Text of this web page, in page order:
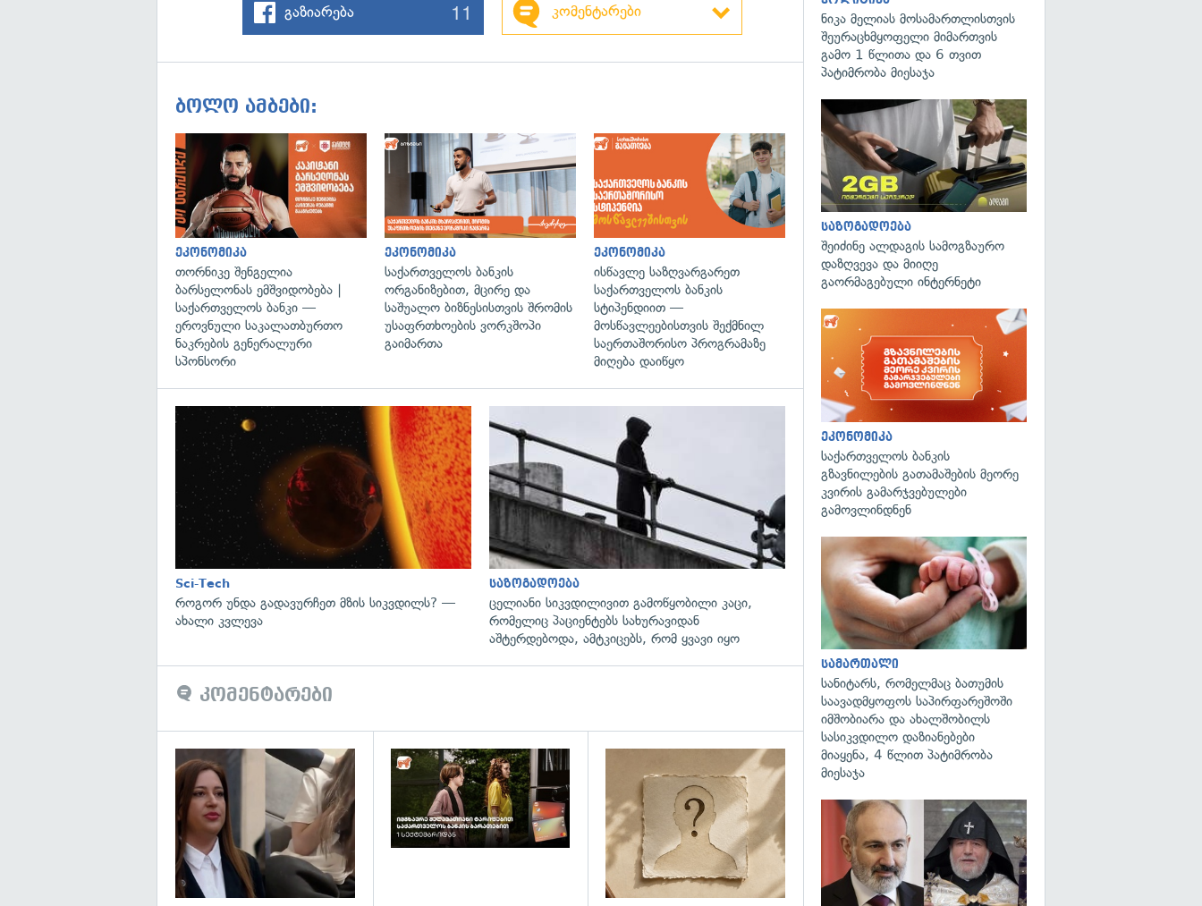
გაზიარება 11 კომენტარები
ბოლო ამბები:
ეკონომიკა
თორნიკე შენგელია
ბარსელონას ემშვიდობება |
საქართველოს ბანკი —
ეროვნული საკალათბურთო
ნაკრების გენერალური
სპონსორი
ეკონომიკა
საქართველოს ბანკის
ორგანიზებით, მცირე და
საშუალო ბიზნესისთვის შრომის
უსაფრთხოების ვორკშოპი
გაიმართა
ეკონომიკა
ისწავლე საზღვარგარეთ
საქართველოს ბანკის
სტიპენდიით —
მოსწავლეებისთვის შექმნილ
საერთაშორისო პროგრამაზე
მიღება დაიწყო
გადახედვა
Sci-Tech
როგორ უნდა გადავურჩეთ მზის სიკვდილს? —
ახალი კვლევა
გადახედვა
საზოგადოება
ცელიანი სიკვდილივით გამოწყობილი კაცი,
რომელიც პაციენტებს სახურავიდან
აშტერდებოდა, ამტკიცებს, რომ ყვავი იყო
კომენტარები
გადახედვა
ნიკა მელიას მოსამართლისთვის
შეურაცხმყოფელი მიმართვის
გამო 1 წლითა და 6 თვით
პატიმრობა მიესაჯა
საზოგადოება
შეიძინე ალდაგის სამოგზაურო
დაზღვევა და მიიღე
გაორმაგებული ინტერნეტი
ეკონომიკა
საქართველოს ბანკის
გზავნილების გათამაშების მეორე
კვირის გამარჯვებულები
გამოვლინდნენ
სამართალი
სანიტარს, რომელმაც ბათუმის
საავადმყოფოს საპირფარეშოში
იმშობიარა და ახალშობილს
სასიკვდილო დაზიანებები
მიაყენა, 4 წლით პატიმრობა
მიესაჯა